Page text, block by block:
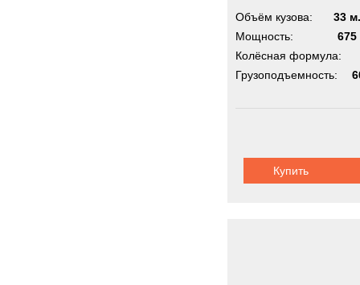
Объём кузова:
33
Мощность:
675
Колёсная формула:
Грузоподъемность:
Купить